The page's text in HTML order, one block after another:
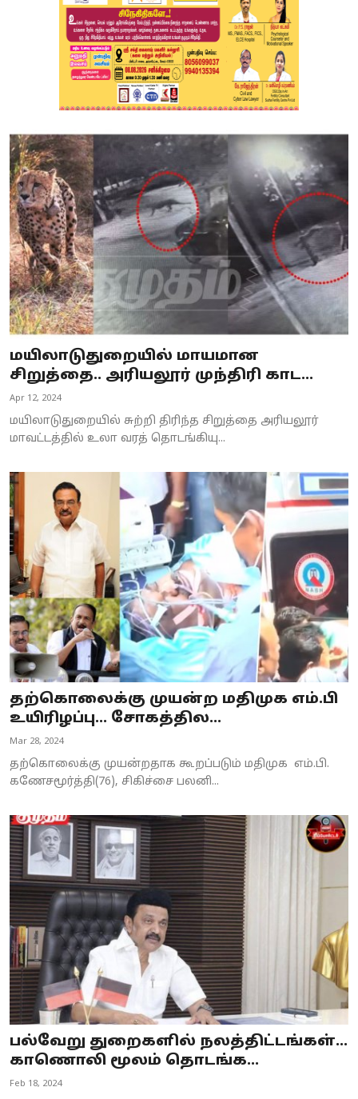
மயிலாடுதுறையில் மாயமான
சிறுத்தை.. அரியலூர் முந்திரி காட...
Apr 12, 2024
மயிலாடுதுறையில் சுற்றி திரிந்த சிறுத்தை அரியலூர்
மாவட்டத்தில் உலா வரத் தொடங்கியு...
தற்கொலைக்கு முயன்ற மதிமுக எம்.பி
உயிரிழப்பு... சோகத்தில...
Mar 28, 2024
தற்கொலைக்கு முயன்றதாக கூறப்படும் மதிமுக எம்.பி.
கணேசமூர்த்தி(76), சிகிச்சை பலனி...
பல்வேறு துறைகளில் நலத்திட்டங்கள்...
காணொலி மூலம் தொடங்க...
Feb 18, 2024